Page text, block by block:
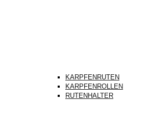
KARPFENRUTEN
KARPFENROLLEN
RUTENHALTER